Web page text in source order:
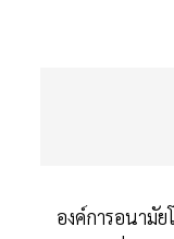
องค์การอนามั